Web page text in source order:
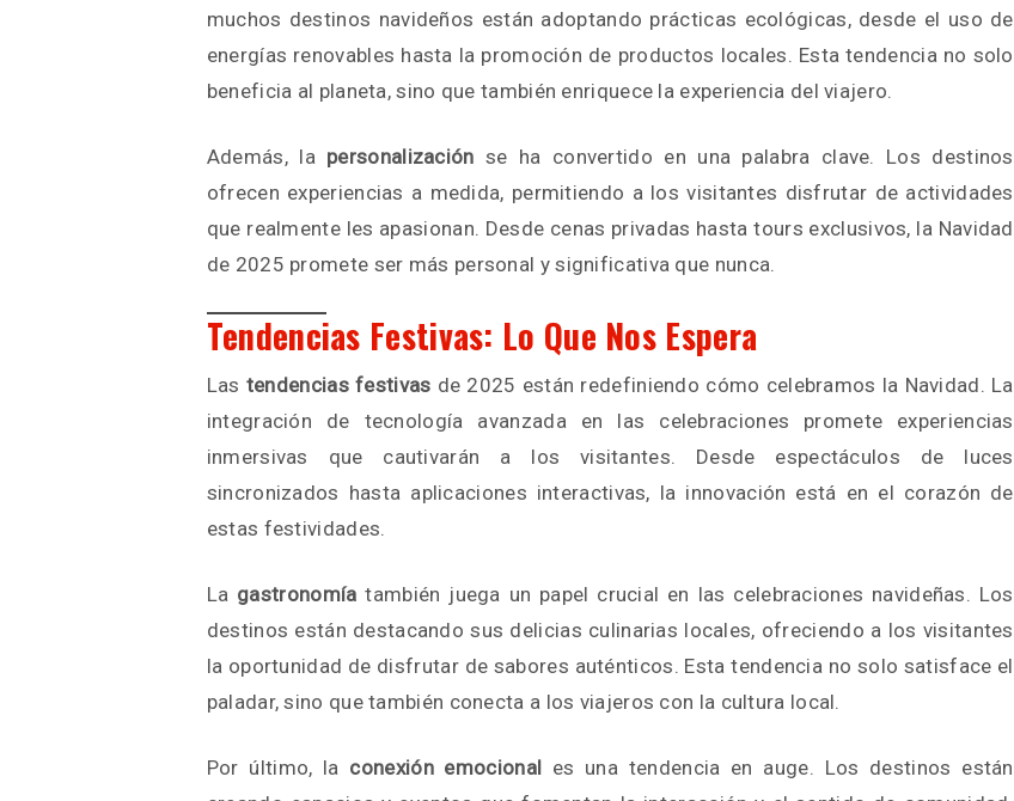
muchos destinos navideños están adoptando prácticas ecológicas, desde el uso de
energías renovables hasta la promoción de productos locales. Esta tendencia no solo
beneficia al planeta, sino que también enriquece la experiencia del viajero.
Además, la personalización se ha convertido en una palabra clave. Los destinos
ofrecen experiencias a medida, permitiendo a los visitantes disfrutar de actividades
que realmente les apasionan. Desde cenas privadas hasta tours exclusivos, la Navidad
de 2025 promete ser más personal y significativa que nunca.
Tendencias Festivas: Lo Que Nos Espera
Las tendencias festivas de 2025 están redefiniendo cómo celebramos la Navidad. La
integración de tecnología avanzada en las celebraciones promete experiencias
inmersivas que cautivarán a los visitantes. Desde espectáculos de luces
sincronizados hasta aplicaciones interactivas, la innovación está en el corazón de
estas festividades.
La gastronomía también juega un papel crucial en las celebraciones navideñas. Los
destinos están destacando sus delicias culinarias locales, ofreciendo a los visitantes
la oportunidad de disfrutar de sabores auténticos. Esta tendencia no solo satisface el
paladar, sino que también conecta a los viajeros con la cultura local.
Por último, la conexión emocional es una tendencia en auge. Los destinos están